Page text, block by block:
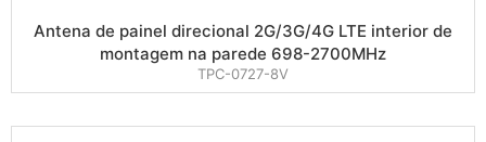
Antena de painel direcional 2G/3G/4G LTE interior de
montagem na parede 698-2700MHz
TPC-0727-8V